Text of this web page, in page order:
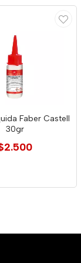
Faber Castell
30gr